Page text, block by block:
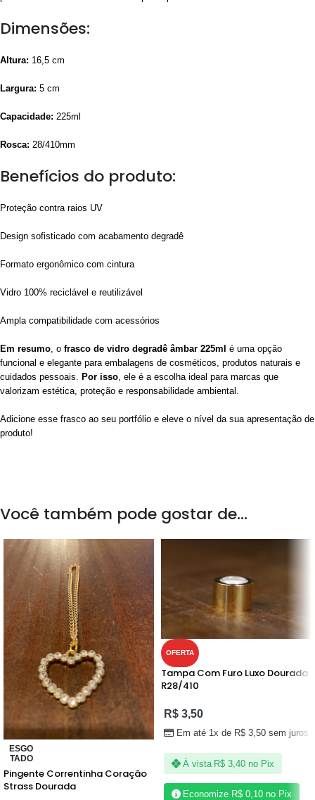
Dimensões:
Altura: 16,5 cm
Largura: 5 cm
Capacidade: 225ml
Rosca: 28/410mm
Benefícios do produto:
Proteção contra raios UV
Design sofisticado com acabamento degradê
Formato ergonômico com cintura
Vidro 100% reciclável e reutilizável
Ampla compatibilidade com acessórios
Em resumo , o frasco de vidro degradê âmbar 225ml é uma opção
funcional e elegante para embalagens de cosméticos, produtos naturais e
cuidados pessoais. Por isso , ele é a escolha ideal para marcas que
valorizam estética, proteção e responsabilidade ambiental.
Adicione esse frasco ao seu portfólio e eleve o nível da sua apresentação de
produto!
Você também pode gostar de…
ESGO
TADO
Pingente Correntinha Coração
Strass Dourada
OFERTA
Tampa Com Furo Luxo Dourada
R28/410
R$3,50
Em até 1x de R$ 3,50 sem juros
À vista R$ 3,40 no Pix
Economize R$ 0,10 no Pix